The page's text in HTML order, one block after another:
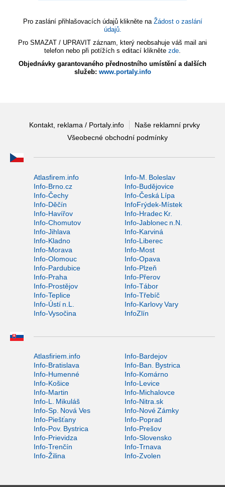
Pro zaslání přihlašovacích údajů klikněte na Žádost o zaslání
údajů.
Pro SMAZAT / UPRAVIT záznam, který neobsahuje váš mail ani
telefon nebo při potížích s editací klikněte zde.
Objednávky garantovaného přednostního umístění a dalších
služeb: www.portaly.info
Kontakt, reklama / Portaly.info
Naše reklamní prvky
Všeobecné obchodní podmínky
Atlasfirem.info
Info-M. Boleslav
Info-Brno.cz
Info-Budějovice
Info-Čechy
Info-Česká Lípa
Info-Děčín
InfoFrýdek-Místek
Info-Havířov
Info-Hradec Kr.
Info-Chomutov
Info-Jablonec n.N.
Info-Jihlava
Info-Karviná
Info-Kladno
Info-Liberec
Info-Morava
Info-Most
Info-Olomouc
Info-Opava
Info-Pardubice
Info-Plzeň
Info-Praha
Info-Přerov
Info-Prostějov
Info-Tábor
Info-Teplice
Info-Třebíč
Info-Ústí n.L.
Info-Karlovy Vary
Info-Vysočina
InfoZlín
Atlasfiriem.info
Info-Bardejov
Info-Bratislava
Info-Ban. Bystrica
Info-Humenné
Info-Komárno
Info-Košice
Info-Levice
Info-Martin
Info-Michalovce
Info-L. Mikuláš
Info-Nitra.sk
Info-Sp. Nová Ves
Info-Nové Zámky
Info-Piešťany
Info-Poprad
Info-Pov. Bystrica
Info-Prešov
Info-Prievidza
Info-Slovensko
Info-Trenčín
Info-Trnava
Info-Žilina
Info-Zvolen